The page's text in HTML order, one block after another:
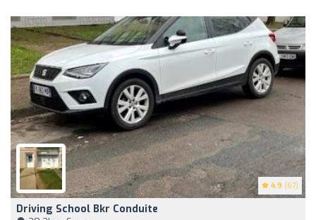
4.9 (67)
Driving School Bkr Conduite